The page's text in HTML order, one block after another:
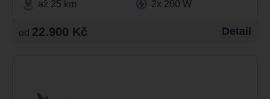
až 25 km
2x 200 W
od 22.900 Kč Detail